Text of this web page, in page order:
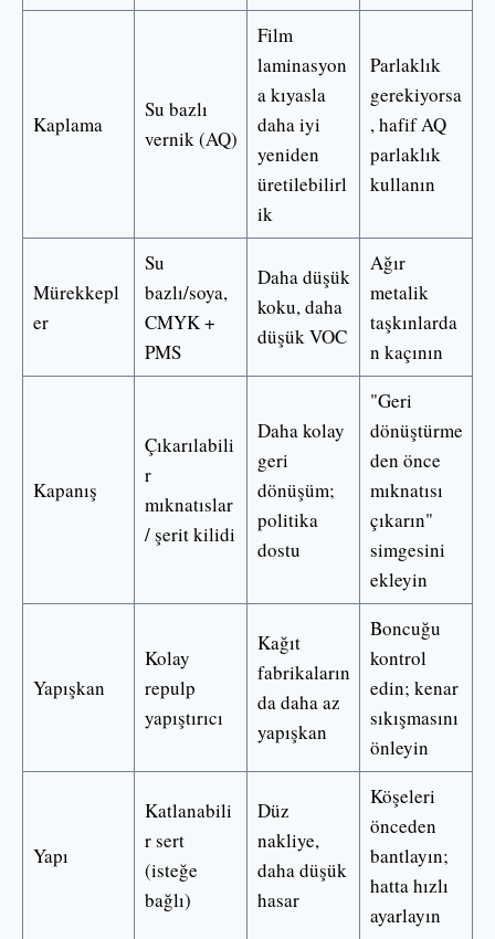
Kaplama
Su bazlı
vernik (AQ)
Film
laminasyon
a kıyasla
daha iyi
yeniden
üretilebilirl
ik
Parlaklık
gerekiyorsa
, hafif AQ
parlaklık
kullanın
Mürekkepl
er
Su
bazlı/soya,
CMYK +
PMS
Daha düşük
koku, daha
düşük VOC
Ağır
metalik
taşkınlarda
n kaçının
Kapanış
Çıkarılabili
r
mıknatıslar
/ şerit kilidi
Daha kolay
geri
dönüşüm;
politika
dostu
"Geri
dönüştürme
den önce
mıknatısı
çıkarın"
simgesini
ekleyin
Yapışkan
Kolay
repulp
yapıştırıcı
Kağıt
fabrikaların
da daha az
yapışkan
Boncuğu
kontrol
edin; kenar
sıkışmasını
önleyin
Yapı
Katlanabili
r sert
(isteğe
bağlı)
Düz
nakliye,
daha düşük
hasar
Köşeleri
önceden
bantlayın;
hatta hızlı
ayarlayın